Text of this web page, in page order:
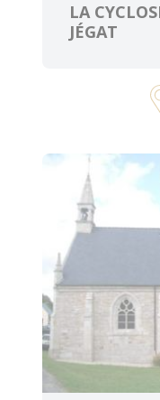
LA
JÉGAT